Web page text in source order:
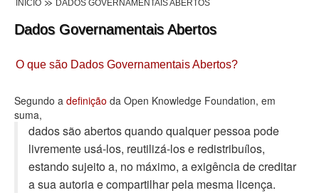
Lei de Acesso à Informação
Dados Governamentais Abertos
Planejamento
Catálogo de dados
Processo Legislativo
Deputados Estaduais
INÍCIO DADOS GOVERNAMENTAIS ABERTOS
Dados Governamentais Abertos
O que são Dados Governamentais Abertos?
Segundo a definição da Open Knowledge Foundation, em
suma,
dados são abertos quando qualquer pessoa pode
livremente usá-los, reutilizá-los e redistribuí­los,
estando sujeito a, no máximo, a exigência de creditar
a sua autoria e compartilhar pela mesma licença.